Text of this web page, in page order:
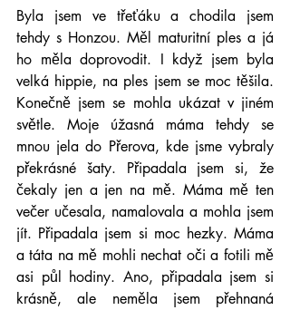
Byla jsem ve třeťáku a chodila jsem
tehdy s Honzou. Měl maturitní ples a já
ho měla doprovodit. I když jsem byla
velká hippie, na ples jsem se moc těšila.
Konečně jsem se mohla ukázat v jiném
světle. Moje úžasná máma tehdy se
mnou jela do Přerova, kde jsme vybraly
překrásné šaty. Připadala jsem si, že
čekaly jen a jen na mě. Máma mě ten
večer učesala, namalovala a mohla jsem
jít. Připadala jsem si moc hezky. Máma
a táta na mě mohli nechat oči a fotili mě
asi půl hodiny. Ano, připadala jsem si
krásně, ale neměla jsem přehnaná